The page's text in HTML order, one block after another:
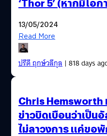
13/05/2024
Read More
ปรีดี ฤกษ์วลีกุล| 818 days
Chris
ข่าวบิดเบือนว่าเป็น
ไม่ลาวงการ แค่ขอพั